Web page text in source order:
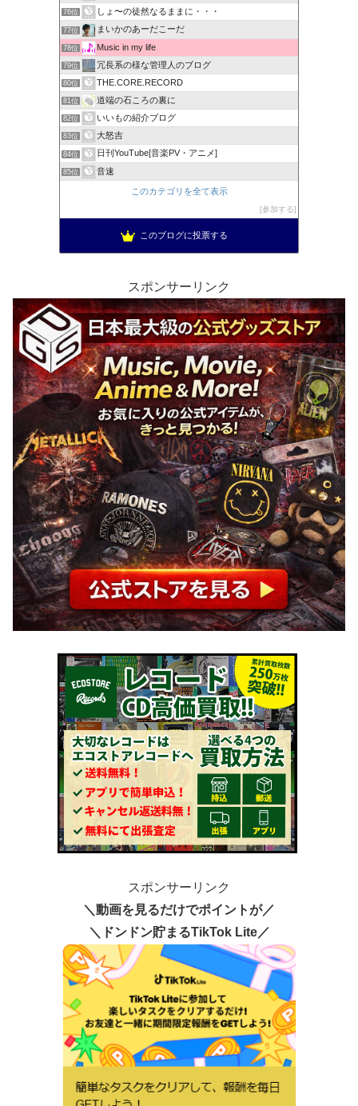
76位 しょ〜の徒然なるままに・・・
77位 まいかのあーだこーだ
78位 Music in my life
79位 冗長系の様な管理人のブログ
80位 THE.CORE.RECORD
81位 道端の石ころの裏に
82位 いいもの紹介ブログ
83位 大怒吉
84位 日刊YouTube[音楽PV・アニメ]
85位 音速
このカテゴリを全て表示
参加する
このブログに投票する
スポンサーリンク
スポンサーリンク
＼動画を見るだけでポイントが／
＼ドンドン貯まるTikTok Lite／